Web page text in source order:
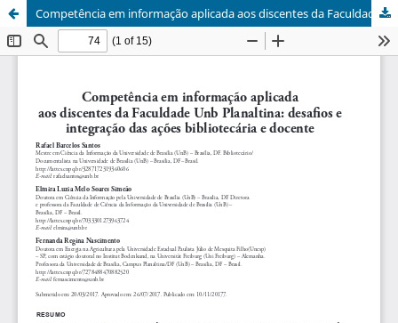
Competência em informação aplicada aos discentes da Faculdade Unb Planaltina: desafios e integração das ações bibliotecária e docente